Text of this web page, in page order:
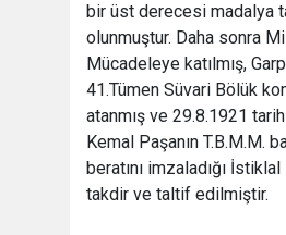
bir üst derecesi madalya
olunmuştur. Daha sonra
Mücadeleye katılmış,
41.Tümen Süvari Bölük
atanmış ve 29.8.1921
Kemal Paşanın T.B.M.M.
beratını imzaladığı
takdir ve taltif edilmiştir.